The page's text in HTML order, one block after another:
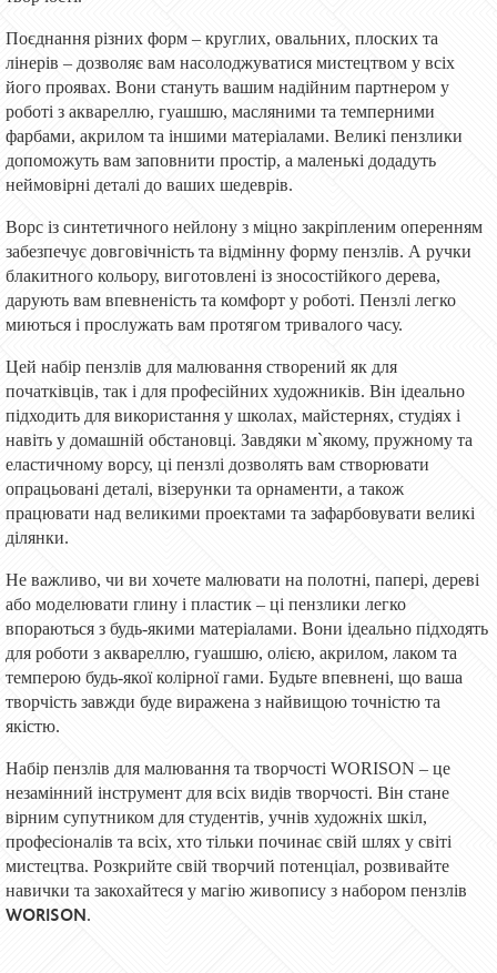
Поєднання різних форм – круглих, овальних, плоских та
лінерів – дозволяє вам насолоджуватися мистецтвом у всіх
його проявах. Вони стануть вашим надійним партнером у
роботі з аквареллю, гуашшю, масляними та темперними
фарбами, акрилом та іншими матеріалами. Великі пензлики
допоможуть вам заповнити простір, а маленькі додадуть
неймовірні деталі до ваших шедеврів.
Ворс із синтетичного нейлону з міцно закріпленим оперенням
забезпечує довговічність та відмінну форму пензлів. А ручки
блакитного кольору, виготовлені із зносостійкого дерева,
дарують вам впевненість та комфорт у роботі. Пензлі легко
миються і прослужать вам протягом тривалого часу.
Цей набір пензлів для малювання створений як для
початківців, так і для професійних художників. Він ідеально
підходить для використання у школах, майстернях, студіях і
навіть у домашній обстановці. Завдяки м`якому, пружному та
еластичному ворсу, ці пензлі дозволять вам створювати
опрацьовані деталі, візерунки та орнаменти, а також
працювати над великими проектами та зафарбовувати великі
ділянки.
Не важливо, чи ви хочете малювати на полотні, папері, дереві
або моделювати глину і пластик – ці пензлики легко
впораються з будь-якими матеріалами. Вони ідеально підходять
для роботи з аквареллю, гуашшю, олією, акрилом, лаком та
темперою будь-якої колірної гами. Будьте впевнені, що ваша
творчість завжди буде виражена з найвищою точністю та
якістю.
Набір пензлів для малювання та творчості WORISON – це
незамінний інструмент для всіх видів творчості. Він стане
вірним супутником для студентів, учнів художніх шкіл,
професіоналів та всіх, хто тільки починає свій шлях у світі
мистецтва. Розкрийте свій творчий потенціал, розвивайте
навички та закохайтеся у магію живопису з набором пензлів
WORISON.